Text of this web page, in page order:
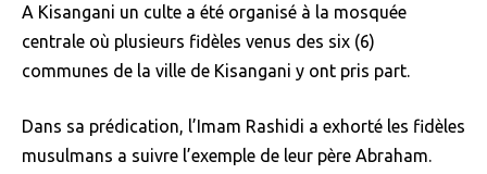
A Kisangani un culte a été organisé à la mosquée
centrale où plusieurs fidèles venus des six (6)
communes de la ville de Kisangani y ont pris part.
Dans sa prédication, l’Imam Rashidi a exhorté les fidèles
musulmans a suivre l’exemple de leur père Abraham.